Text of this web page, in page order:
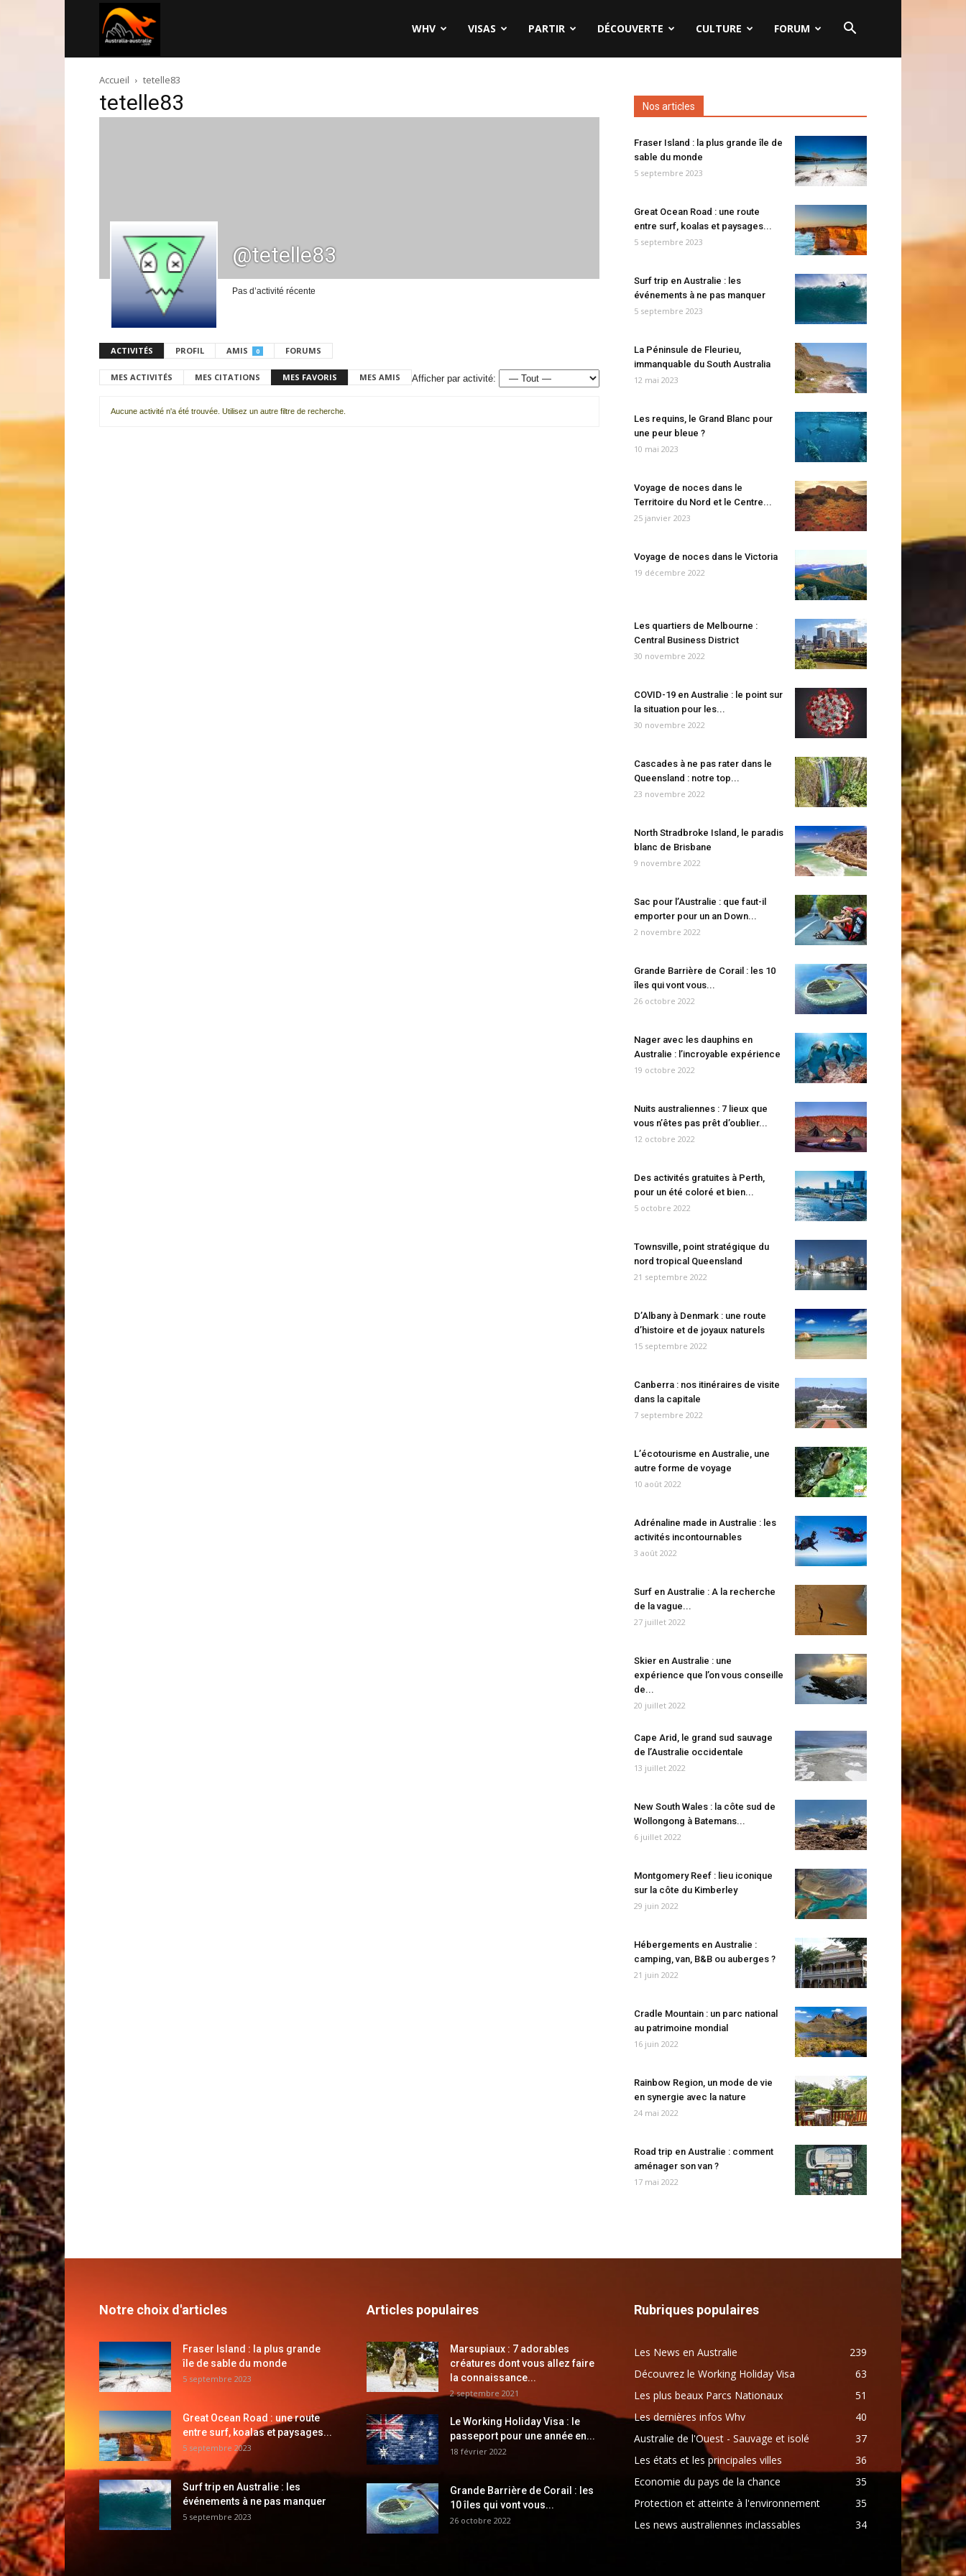
australie.com
WHV VISAS PARTIR DÉCOUVERTE CULTURE FORUM
Accueil tetelle83
tetelle83
@tetelle83
Pas d’activité récente
ACTIVITÉS PROFIL AMIS 0 FORUMS
MES ACTIVITÉS MES CITATIONS MES FAVORIS MES AMIS Afficher par activité:
Aucune activité n'a été trouvée. Utilisez un autre filtre de recherche.
Nos articles
Fraser Island : la plus grande île de
sable du monde
5 septembre 2023
Great Ocean Road : une route
entre surf, koalas et paysages...
5 septembre 2023
Surf trip en Australie : les
événements à ne pas manquer
5 septembre 2023
La Péninsule de Fleurieu,
immanquable du South Australia
12 mai 2023
Les requins, le Grand Blanc pour
une peur bleue ?
10 mai 2023
Voyage de noces dans le
Territoire du Nord et le Centre...
25 janvier 2023
Voyage de noces dans le Victoria
19 décembre 2022
Les quartiers de Melbourne :
Central Business District
30 novembre 2022
COVID-19 en Australie : le point sur
la situation pour les...
30 novembre 2022
Cascades à ne pas rater dans le
Queensland : notre top...
23 novembre 2022
North Stradbroke Island, le paradis
blanc de Brisbane
9 novembre 2022
Sac pour l’Australie : que faut-il
emporter pour un an Down...
2 novembre 2022
Grande Barrière de Corail : les 10
îles qui vont vous...
26 octobre 2022
Nager avec les dauphins en
Australie : l’incroyable expérience
19 octobre 2022
Nuits australiennes : 7 lieux que
vous n’êtes pas prêt d’oublier...
12 octobre 2022
Des activités gratuites à Perth,
pour un été coloré et bien...
5 octobre 2022
Townsville, point stratégique du
nord tropical Queensland
21 septembre 2022
D’Albany à Denmark : une route
d’histoire et de joyaux naturels
15 septembre 2022
Canberra : nos itinéraires de visite
dans la capitale
7 septembre 2022
L’écotourisme en Australie, une
autre forme de voyage
10 août 2022
Adrénaline made in Australie : les
activités incontournables
3 août 2022
Surf en Australie : A la recherche
de la vague...
27 juillet 2022
Skier en Australie : une
expérience que l’on vous conseille
de...
20 juillet 2022
Cape Arid, le grand sud sauvage
de l’Australie occidentale
13 juillet 2022
New South Wales : la côte sud de
Wollongong à Batemans...
6 juillet 2022
Montgomery Reef : lieu iconique
sur la côte du Kimberley
29 juin 2022
Hébergements en Australie :
camping, van, B&B ou auberges ?
21 juin 2022
Cradle Mountain : un parc national
au patrimoine mondial
16 juin 2022
Rainbow Region, un mode de vie
en synergie avec la nature
24 mai 2022
Road trip en Australie : comment
aménager son van ?
17 mai 2022
Notre choix d'articles
Fraser Island : la plus grande
île de sable du monde
5 septembre 2023
Great Ocean Road : une route
entre surf, koalas et paysages...
5 septembre 2023
Surf trip en Australie : les
événements à ne pas manquer
5 septembre 2023
Articles populaires
Marsupiaux : 7 adorables
créatures dont vous allez faire
la connaissance...
2 septembre 2021
Le Working Holiday Visa : le
passeport pour une année en...
18 février 2022
Grande Barrière de Corail : les
10 îles qui vont vous...
26 octobre 2022
Rubriques populaires
Les News en Australie
239
Découvrez le Working Holiday Visa
63
Les plus beaux Parcs Nationaux
51
Les dernières infos Whv
40
Australie de l'Ouest - Sauvage et isolé
37
Les états et les principales villes
36
Economie du pays de la chance
35
Protection et atteinte à l'environnement
35
Les news australiennes inclassables
34